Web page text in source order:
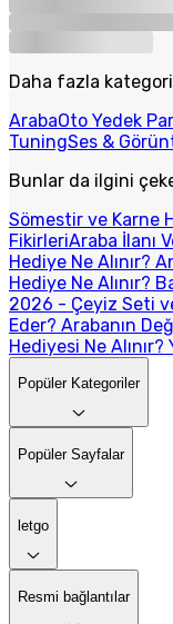
Daha fazla kategori
ArabaOto Yedek
TuningSes &
Bunlar da ilgini
Sömestir ve Karne
FikirleriAraba İlanı
Hediye Ne Alınır?
Hediye Ne Alınır?
2026 - Çeyiz Seti
Eder? Arabanın
Hediyesi Ne
Popüler Kategoriler
Popüler Sayfalar
letgo
Resmi bağlantılar